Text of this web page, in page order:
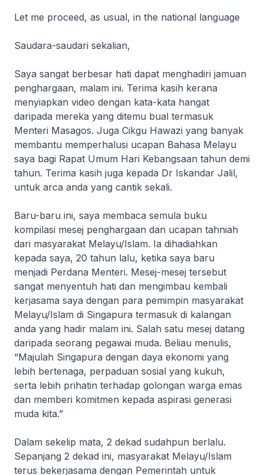
Let me proceed, as usual, in the national language
Saudara-saudari sekalian,
Saya sangat berbesar hati dapat menghadiri jamuan
penghargaan, malam ini. Terima kasih kerana
menyiapkan video dengan kata-kata hangat
daripada mereka yang ditemu bual termasuk
Menteri Masagos. Juga Cikgu Hawazi yang banyak
membantu memperhalusi ucapan Bahasa Melayu
saya bagi Rapat Umum Hari Kebangsaan tahun demi
tahun. Terima kasih juga kepada Dr Iskandar Jalil,
untuk arca anda yang cantik sekali.
Baru-baru ini, saya membaca semula buku
kompilasi mesej penghargaan dan ucapan tahniah
dari masyarakat Melayu/Islam. Ia dihadiahkan
kepada saya, 20 tahun lalu, ketika saya baru
menjadi Perdana Menteri. Mesej-mesej tersebut
sangat menyentuh hati dan mengimbau kembali
kerjasama saya dengan para pemimpin masyarakat
Melayu/Islam di Singapura termasuk di kalangan
anda yang hadir malam ini. Salah satu mesej datang
daripada seorang pegawai muda. Beliau menulis,
“Majulah Singapura dengan daya ekonomi yang
lebih bertenaga, perpaduan sosial yang kukuh,
serta lebih prihatin terhadap golongan warga emas
dan memberi komitmen kepada aspirasi generasi
muda kita.”
Dalam sekelip mata, 2 dekad sudahpun berlalu.
Sepanjang 2 dekad ini, masyarakat Melayu/Islam
terus bekerjasama dengan Pemerintah untuk